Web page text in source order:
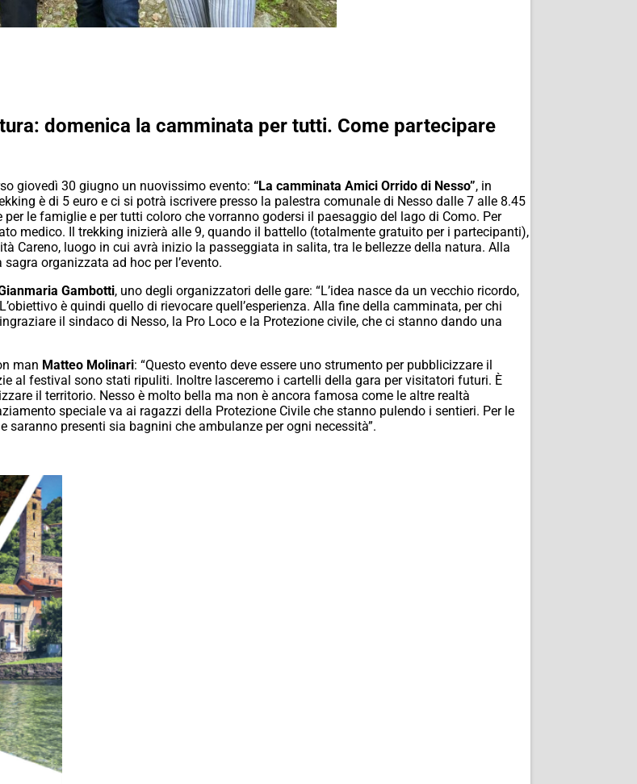
domenica la camminata per tutti. Come partecipare
giovedì 30 giugno un nuovissimo evento: “La camminata Amici Orrido di Nesso”, in
è di 5 euro e ci si potrà iscrivere presso la palestra comunale di Nesso dalle 7 alle 8.45
le famiglie e per tutti coloro che vorranno godersi il paesaggio del lago di Como. Per
medico. Il trekking inizierà alle 9, quando il battello (totalmente gratuito per i partecipanti),
Careno, luogo in cui avrà inizio la passeggiata in salita, tra le bellezze della natura. Alla
organizzata ad hoc per l’evento.
Gambotti, uno degli organizzatori delle gare: “L’idea nasce da un vecchio ricordo,
è quindi quello di rievocare quell’esperienza. Alla fine della camminata, per chi
il sindaco di Nesso, la Pro Loco e la Protezione civile, che ci stanno dando una
man Matteo Molinari: “Questo evento deve essere uno strumento per pubblicizzare il
al festival sono stati ripuliti. Inoltre lasceremo i cartelli della gara per visitatori futuri. È
il territorio. Nesso è molto bella ma non è ancora famosa come le altre realtà
speciale va ai ragazzi della Protezione Civile che stanno pulendo i sentieri. Per le
presenti sia bagnini che ambulanze per ogni necessità”.